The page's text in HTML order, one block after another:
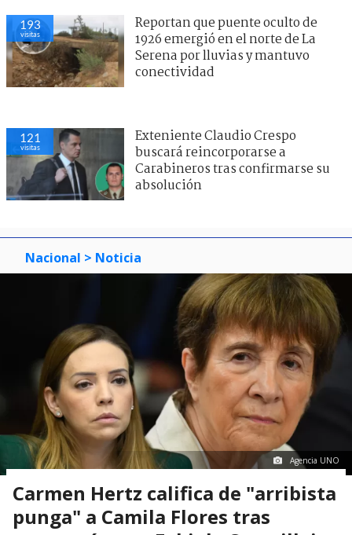
193
visitas
Reportan que puente oculto de
1926 emergió en el norte de La
Serena por lluvias y mantuvo
conectividad
121
visitas
Exteniente Claudio Crespo
buscará reincorporarse a
Carabineros tras confirmarse su
absolución
Nacional > Noticia
Agencia UNO
Carmen Hertz califica de "arribista
punga" a Camila Flores tras